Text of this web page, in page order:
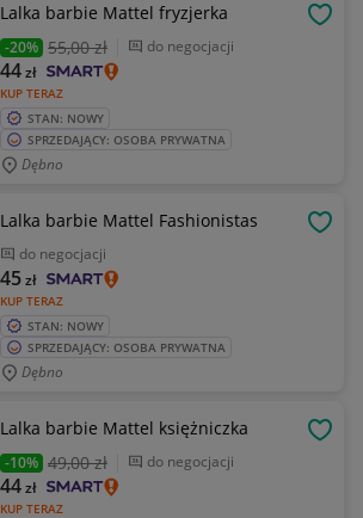
Lalka barbie Mattel fryzjerka
-20% 55,00 zł do negocjacji
KUP TERAZ
44zł
STAN: NOWY
SPRZEDAJĄCY: OSOBA PRYWATNA
Dębno
Lalka barbie Mattel Fashionistas
do negocjacji
KUP TERAZ
45zł
STAN: NOWY
SPRZEDAJĄCY: OSOBA PRYWATNA
Dębno
Lalka barbie Mattel księżniczka
-10% 49,00 zł do negocjacji
KUP TERAZ
44zł